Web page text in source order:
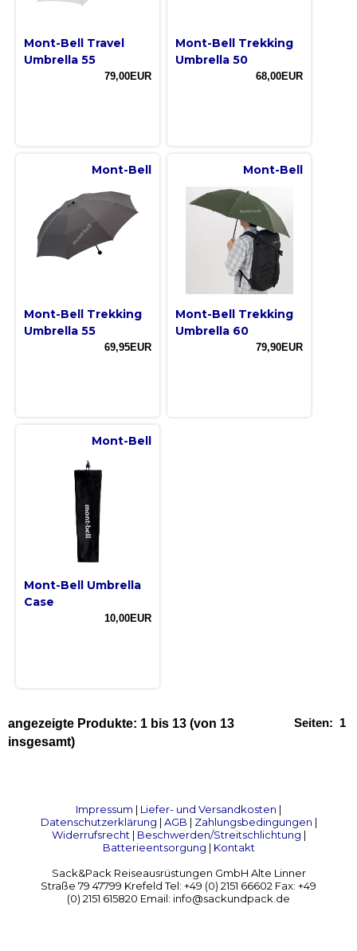
Mont-Bell Travel
Umbrella 55
79,00EUR
Mont-Bell Trekking
Umbrella 50
68,00EUR
Mont-Bell
Mont-Bell Trekking
Umbrella 55
69,95EUR
Mont-Bell
Mont-Bell Trekking
Umbrella 60
79,90EUR
Mont-Bell
Mont-Bell Umbrella
Case
10,00EUR
Seiten: 1
angezeigte Produkte: 1 bis 13 (von 13
insgesamt)
Impressum | Liefer- und Versandkosten |
Datenschutzerklärung | AGB | Zahlungsbedingungen |
Widerrufsrecht| Beschwerden/Streitschlichtung |
Batterieentsorgung | Kontakt
Sack&Pack Reiseausrüstungen GmbH Alte Linner
Straße 79 47799 Krefeld Tel: +49 (0) 2151 66602 Fax: +49
(0) 2151 615820 Email: info@sackundpack.de